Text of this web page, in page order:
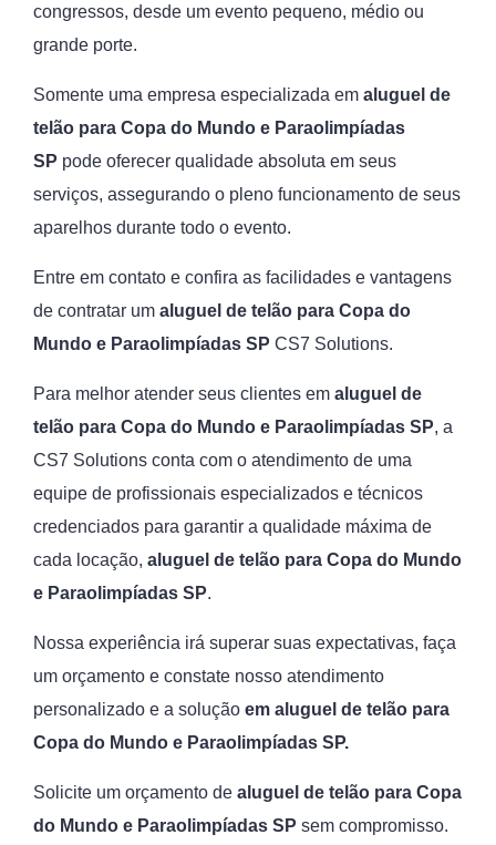
congressos, desde um evento pequeno, médio ou
grande porte.
Somente uma empresa especializada em aluguel de
telão para Copa do Mundo e Paraolimpíadas
SP pode oferecer qualidade absoluta em seus
serviços, assegurando o pleno funcionamento de seus
aparelhos durante todo o evento.
Entre em contato e confira as facilidades e vantagens
de contratar um aluguel de telão para Copa do
Mundo e Paraolimpíadas SP CS7 Solutions.
Para melhor atender seus clientes em aluguel de
telão para Copa do Mundo e Paraolimpíadas SP, a
CS7 Solutions conta com o atendimento de uma
equipe de profissionais especializados e técnicos
credenciados para garantir a qualidade máxima de
cada locação, aluguel de telão para Copa do Mundo
e Paraolimpíadas SP.
Nossa experiência irá superar suas expectativas, faça
um orçamento e constate nosso atendimento
personalizado e a solução em aluguel de telão para
Copa do Mundo e Paraolimpíadas SP.
Solicite um orçamento de aluguel de telão para Copa
do Mundo e Paraolimpíadas SP sem compromisso.